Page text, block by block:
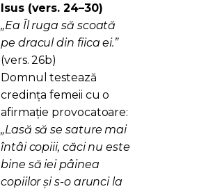
Isus (vers. 24–30)
„Ea Îl ruga să scoată
pe dracul din fiica ei.”
(vers. 26b)
Domnul testează
credința femeii cu o
afirmație provocatoare:
„Lasă să se sature mai
întâi copiii, căci nu este
bine să iei pâinea
copiilor şi s-o arunci la